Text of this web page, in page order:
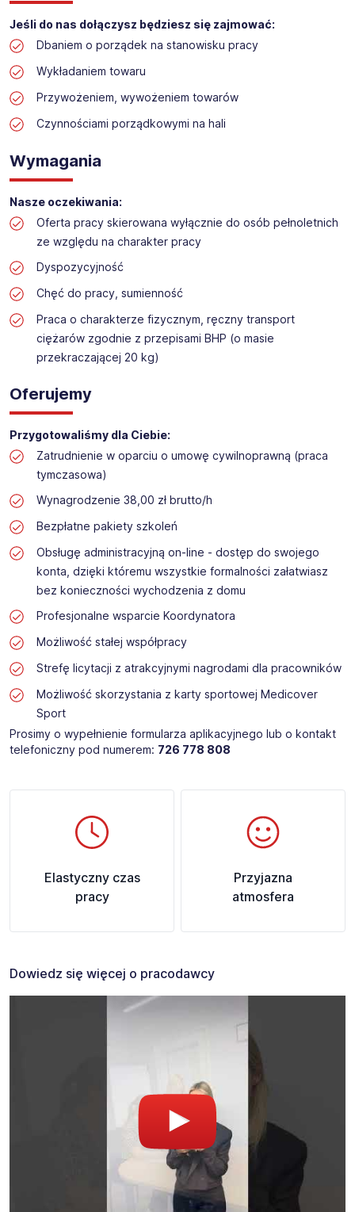
polskich agencji zatrudnienia. W ciągu wielu lat naszej
działalności daliśmy pracę przeszło 50 000 pracowników
w całym kraju. Skutecznie znajdujemy pracowników dla
największych firm, jak również małych rodzinnych
przedsiębiorstw w Polsce. Agencja jest wpisana pod nr
stanowisko:
Lokalizacja: Wrocław (Bielany)
Jeśli do nas dołączysz będziesz się zajmować:
Dbaniem o porządek na stanowisku pracy
Wykładaniem towaru
Przywożeniem, wywożeniem towarów
Czynnościami porządkowymi na hali
Wymagania
Nasze oczekiwania:
Oferta pracy skierowana wyłącznie do osób pełnoletnich
ze względu na charakter pracy
Dyspozycyjność
Chęć do pracy, sumienność
Praca o charakterze fizycznym, ręczny transport
ciężarów zgodnie z przepisami BHP (o masie
przekraczającej 20 kg)
Oferujemy
Przygotowaliśmy dla Ciebie:
Zatrudnienie w oparciu o umowę cywilnoprawną (praca
tymczasowa)
Wynagrodzenie 38,00 zł brutto/h
Bezpłatne pakiety szkoleń
Obsługę administracyjną on-line - dostęp do swojego
konta, dzięki któremu wszystkie formalności załatwiasz
bez konieczności wychodzenia z domu
Profesjonalne wsparcie Koordynatora
Możliwość stałej współpracy
Strefę licytacji z atrakcyjnymi nagrodami dla pracowników
Możliwość skorzystania z karty sportowej Medicover
Sport
Prosimy o wypełnienie formularza aplikacyjnego lub o kontakt
telefoniczny pod numerem: 726 778 808
Elastyczny czas
pracy
Przyjazna
atmosfera
Dowiedz się więcej o pracodawcy